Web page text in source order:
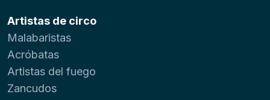
Artistas de circo
Malabaristas
Acróbatas
Artistas del fuego
Zancudos